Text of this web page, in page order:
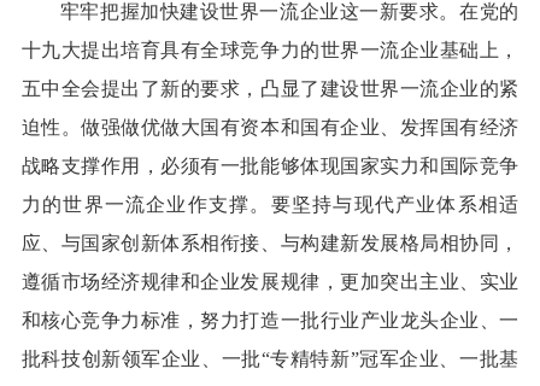
牢牢把握加快建设世界一流企业这一新要求。在党的
十九大提出培育具有全球竞争力的世界一流企业基础上，
五中全会提出了新的要求，凸显了建设世界一流企业的紧
迫性。做强做优做大国有资本和国有企业、发挥国有经济
战略支撑作用，必须有一批能够体现国家实力和国际竞争
力的世界一流企业作支撑。要坚持与现代产业体系相适
应、与国家创新体系相衔接、与构建新发展格局相协同，
遵循市场经济规律和企业发展规律，更加突出主业、实业
和核心竞争力标准，努力打造一批行业产业龙头企业、一
批科技创新领军企业、一批“专精特新”冠军企业、一批基